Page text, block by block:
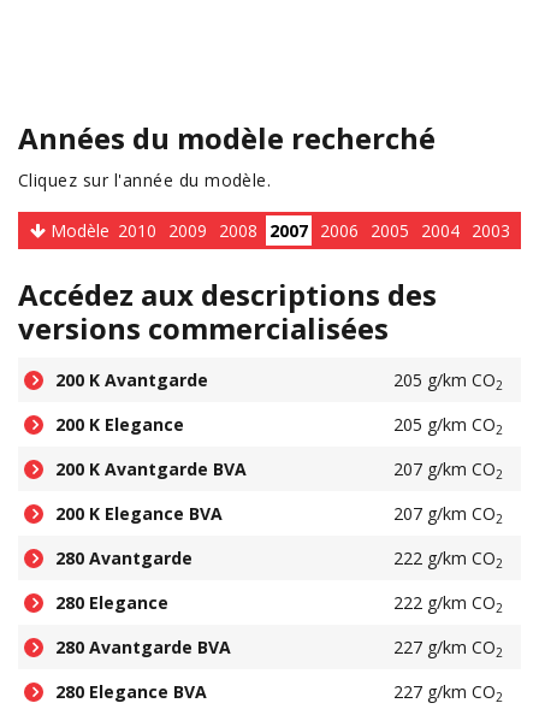
Années du modèle recherché
Cliquez sur l'année du modèle.
Modèle 2010 2009 2008 2007 2006 2005 2004 2003
Accédez aux descriptions des
versions commercialisées
200 K Avantgarde 205 g/km CO2
200 K Elegance 205 g/km CO2
200 K Avantgarde BVA 207 g/km CO2
200 K Elegance BVA 207 g/km CO2
280 Avantgarde 222 g/km CO2
280 Elegance 222 g/km CO2
280 Avantgarde BVA 227 g/km CO2
280 Elegance BVA 227 g/km CO2